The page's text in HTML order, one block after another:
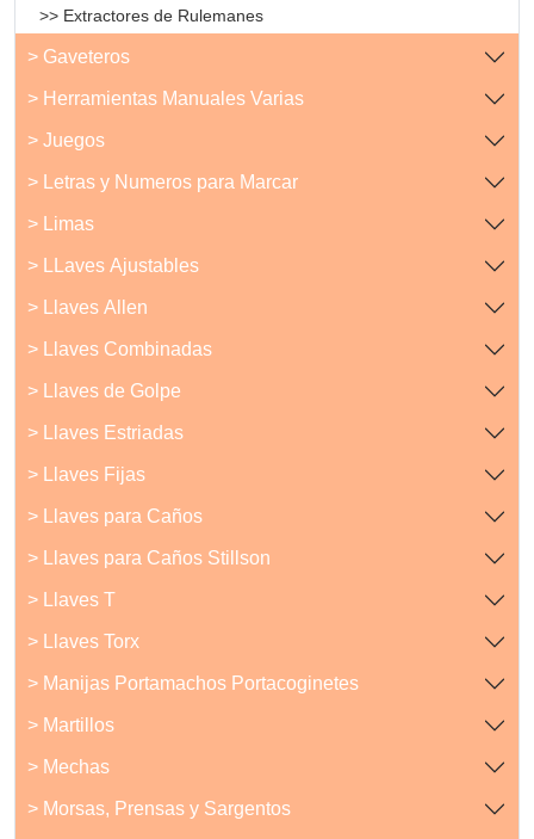
>> Extractores de Rulemanes
> Gaveteros
> Herramientas Manuales Varias
> Juegos
> Letras y Numeros para Marcar
> Limas
> LLaves Ajustables
> Llaves Allen
> Llaves Combinadas
> Llaves de Golpe
> Llaves Estriadas
> Llaves Fijas
> Llaves para Caños
> Llaves para Caños Stillson
> Llaves T
> Llaves Torx
> Manijas Portamachos Portacoginetes
> Martillos
> Mechas
> Morsas, Prensas y Sargentos